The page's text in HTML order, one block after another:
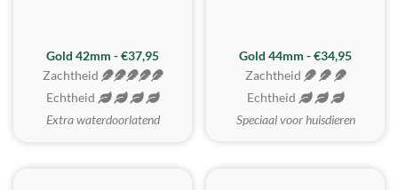
ZACHTSTE
Gold 42mm - €37,95
Zachtheid
Echtheid
Extra waterdoorlatend
Gold 44mm - €34,95
Zachtheid
Echtheid
Speciaal voor huisdieren